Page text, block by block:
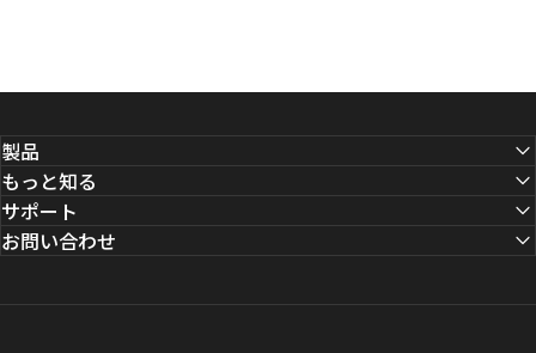
製品
もっと知る
サポート
お問い合わせ